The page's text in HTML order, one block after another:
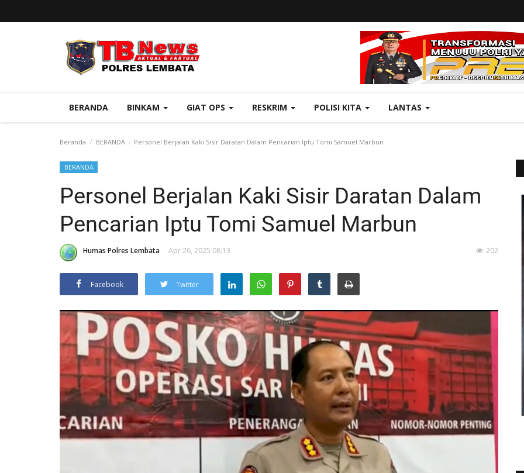
BERANDA BINKAM GIAT OPS RESKRIM POLISI KITA LANTAS
Beranda BERANDA Personel Berjalan Kaki Sisir Daratan Dalam Pencarian Iptu Tomi Samuel Marbun
BERANDA
Personel Berjalan Kaki Sisir Daratan Dalam
Pencarian Iptu Tomi Samuel Marbun
Humas Polres Lembata Apr 26, 2025 08:13 202
Facebook Twitter